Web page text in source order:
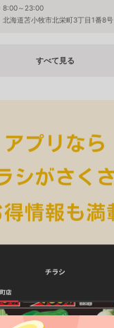
8:00～23:00
北海道苫小牧市北栄町3丁目1番8号
すべて見る